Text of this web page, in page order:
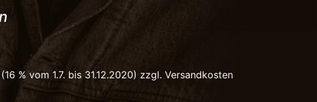
% vom 1.7. bis 31.12.2020) zzgl. Versandkosten